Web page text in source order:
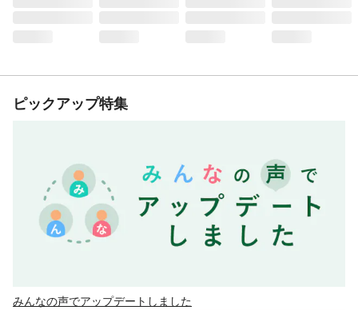
ピックアップ特集
みんなの声でアップデートしました